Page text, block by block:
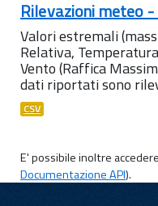
Rilevazioni meteo
Valori estremali
Relativa,
Vento (Raffica
dati riportati sono
CSV
E' possibile inoltre
Documentazione API).